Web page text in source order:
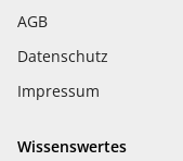
AGB
Datenschutz
Impressum
Wissenswertes